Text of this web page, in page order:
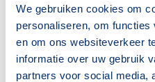
We gebruiken cookies om
personaliseren, om
en om ons websiteverkeer
informatie over uw gebruik
partners voor social media,
Alleenwonend
Gezin zonder
Gezin met kinderen